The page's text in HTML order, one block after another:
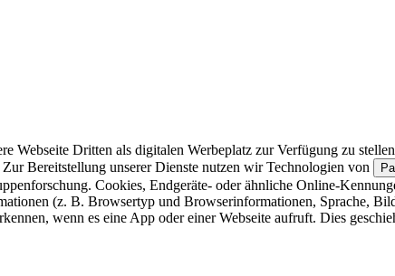
Dritten als digitalen Werbeplatz zur Verfügung zu
Zur Bereitstellung unserer Dienste nutzen wir Technologien von
Cookies, Endgeräte- oder ähnliche Online-
(z. B. Browsertyp und Browserinformationen, Sprache,
wenn es eine App oder einer Webseite aufruft. Dies